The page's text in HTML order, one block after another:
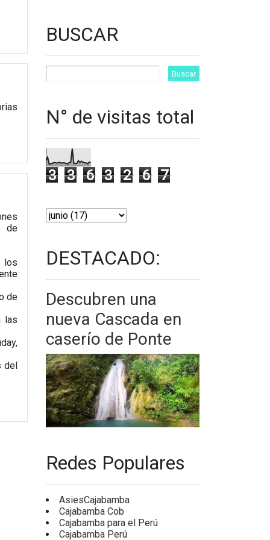
de
los
de
las
del
BUSCAR
N° de visitas total
3 3 6 3 2 6 7
DESTACADO:
Descubren una
nueva Cascada en
caserío de Ponte
Redes Populares
AsiesCajabamba
Cajabamba Cob
Cajabamba para el Perú
Cajabamba Perú